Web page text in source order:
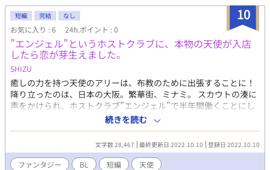
それから神の子不在のまま、途方もない長い年月が過ぎ去っ
た……。 ―― とある辺境の村では、二人の少年、アルスとファイ
ンは、いつものようにファインと二人で果物や木の実を取りに行
った。 その日はいつもよりも沢山取れ、はしゃいで村へと戻っ
た。 帰ったあとも、そんな穏やかな毎日がその日以降も続くと思
っていた……。 （R指定の話には話数の後に※印）
10
短編 完結 なし
お気に入り : 6 24h.ポイント : 0
”エンジェル”というホストクラブに、本物の天使が入店
したら恋が芽生えました。
SHIZU
癒しの力を持つ天使のアリーは、布教のために出張することに！
降り立ったのは、日本の大阪。繁華街、ミナミ。 スカウトの湊に
声をかけられ、ホストクラブ”エンジェル”で半年間働くことにし
た。 そこで出会った先輩ホストのリュウとエル。 2人のアプロー
チに戸惑うアリー。 だって愛とか恋とか、天使には関係ないんだ
から。 でも自分の気持ちに気付いて、それを受け入れたアリー。
ところが、あることが理由で、癒しの力を失ってしまった。 一体
どうなるアリー！
続きを読む
文字数 28,467 最終更新日 2022.10.10 登録日 2022.10.10
ファンタジー BL 短編 天使